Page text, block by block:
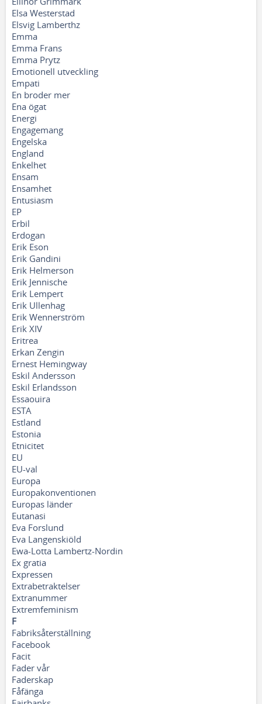
Elsa Westerstad
Elsvig Lamberthz
Emma
Emma Frans
Emma Prytz
Emotionell utveckling
Empati
En broder mer
Ena ögat
Energi
Engagemang
Engelska
England
Enkelhet
Ensam
Ensamhet
Entusiasm
EP
Erbil
Erdogan
Erik Eson
Erik Gandini
Erik Helmerson
Erik Jennische
Erik Lempert
Erik Ullenhag
Erik Wennerström
Erik XIV
Eritrea
Erkan Zengin
Ernest Hemingway
Eskil Andersson
Eskil Erlandsson
Essaouira
ESTA
Estland
Estonia
Etnicitet
EU
EU-val
Europa
Europakonventionen
Europas länder
Eutanasi
Eva Forslund
Eva Langenskiöld
Ewa-Lotta Lambertz-Nordin
Ex gratia
Expressen
Extrabetraktelser
Extranummer
Extremfeminism
F
Fabriksåterställning
Facebook
Facit
Fader vår
Faderskap
Fåfänga